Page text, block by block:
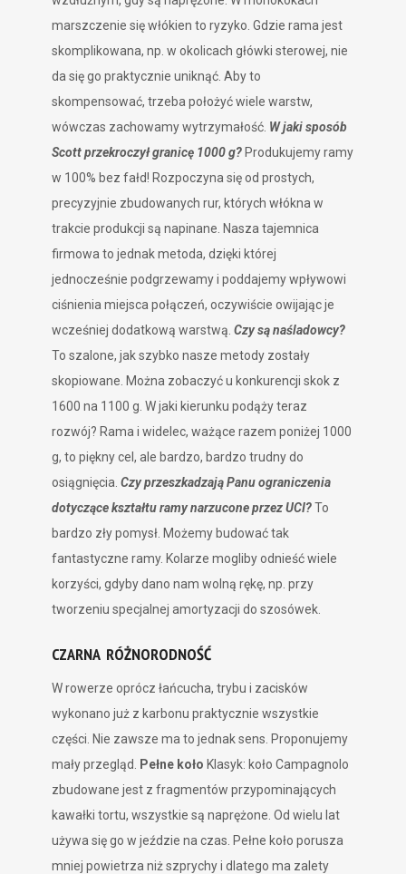
marszczenie się włókien to ryzyko. Gdzie rama jest
skomplikowana, np. w okolicach główki sterowej, nie
da się go praktycznie uniknąć. Aby to
skompensować, trzeba położyć wiele warstw,
wówczas zachowamy wytrzymałość. W jaki sposób
Scott przekroczył granicę 1000 g?Produkujemy ramy
w 100% bez fałd! Rozpoczyna się od prostych,
precyzyjnie zbudowanych rur, których włókna w
trakcie produkcji są napinane. Nasza tajemnica
firmowa to jednak metoda, dzięki której
jednocześnie podgrzewamy i poddajemy wpływowi
ciśnienia miejsca połączeń, oczywiście owijając je
wcześniej dodatkową warstwą. Czy są naśladowcy?
To szalone, jak szybko nasze metody zostały
skopiowane. Można zobaczyć u konkurencji skok z
1600 na 1100 g. W jaki kierunku podąży teraz
rozwój? Rama i widelec, ważące razem poniżej 1000
g, to piękny cel, ale bardzo, bardzo trudny do
osiągnięcia. Czy przeszkadzają Panu ograniczenia
dotyczące kształtu ramy narzucone przez UCI?To
bardzo zły pomysł. Możemy budować tak
fantastyczne ramy. Kolarze mogliby odnieść wiele
korzyści, gdyby dano nam wolną rękę, np. przy
tworzeniu specjalnej amortyzacji do szosówek.
CZARNA RÓŻNORODNOŚĆ
W rowerze oprócz łańcucha, trybu i zacisków
wykonano już z karbonu praktycznie wszystkie
części. Nie zawsze ma to jednak sens. Proponujemy
mały przegląd. Pełne koło Klasyk: koło Campagnolo
zbudowane jest z fragmentów przypominających
kawałki tortu, wszystkie są naprężone. Od wielu lat
używa się go w jeździe na czas. Pełne koło porusza
mniej powietrza niż szprychy i dlatego ma zalety